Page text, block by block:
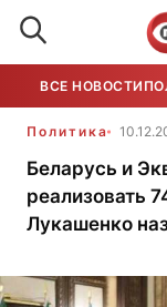
ВСЕ НОВОСТИ
Политика
Беларусь и
реализовать
Лукашенко